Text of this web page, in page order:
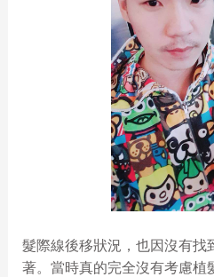
髮際線後移狀況，也因沒有找
著。當時真的完全沒有考慮植